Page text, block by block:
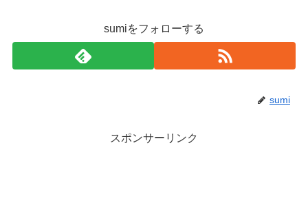
sumiをフォローする
sumi
スポンサーリンク